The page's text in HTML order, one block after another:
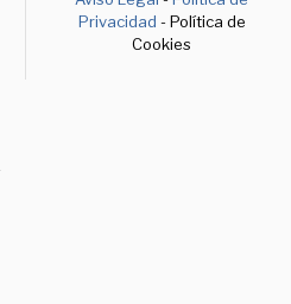
Privacidad - Política de
Cookies